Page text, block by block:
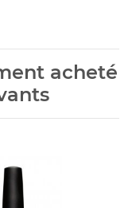
acheté